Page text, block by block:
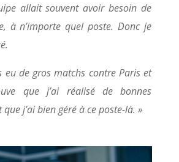
allait souvent avoir besoin de
à n’importe quel poste. Donc je
eu de gros matchs contre Paris et
que j’ai réalisé de bonnes
j’ai bien géré à ce poste-là. »